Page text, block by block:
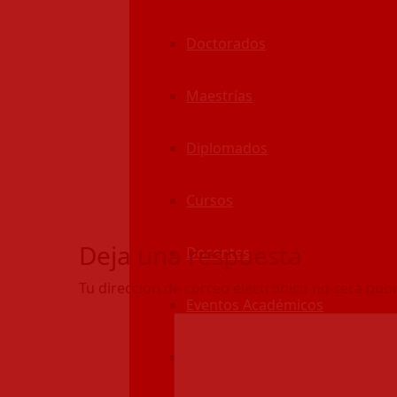
Doctorados
Maestrías
Diplomados
Cursos
Docentes
Eventos Académicos
Deja una respuesta
Tu dirección de correo electrónico no será